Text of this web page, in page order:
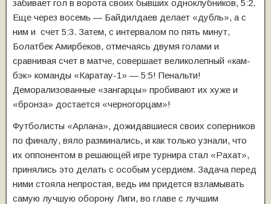
забивает гол в ворота своих бывших одноклубников, 5:2.
Еще через восемь — Байдилдаев делает «дубль», а с
ним и счет 5:3. Затем, с интервалом по пять минут,
Болатбек Амирбеков, отмечаясь двумя голами и
сравнивая счет в матче, совершает великолепный «кам-
бэк» команды «Каратау-1» — 5:5! Пенальти!
Деморализованные «зангарцы» пробивают их хуже и
«бронза» достается «черногорцам»!
Футболисты «Арлана», дожидавшиеся своих соперников
по финалу, вяло разминались, и как только узнали, что
их оппонентом в решающей игре турнира стал «Рахат»,
принялись это делать с особым усердием. Задача перед
ними стояла непростая, ведь им придется взламывать
самую лучшую оборону Лиги, во главе с лучшим